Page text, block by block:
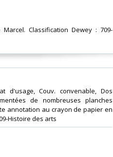
Classification Dewey : 709-
d'usage, Couv. convenable, Dos
de nombreuses planches
annotation au crayon de papier en
Histoire des arts‎